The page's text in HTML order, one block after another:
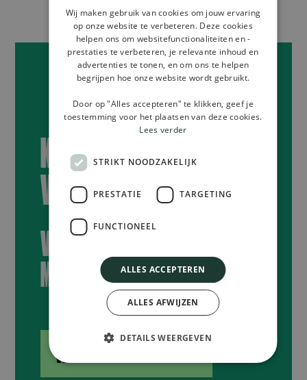
KLAAR OM JOUW
VOORDEEL TE CLAIMEN?
VERLENG NU EN START 2026
MET PROGRESSIE
VERLENG MIJN LIDMAATSCHAP
SPANISH
ENGLISH
Wij maken gebruik van cookies om jouw ervaring
op onze website te verbeteren. Deze cookies
helpen ons om websitefunctionaliteiten en -
prestaties te verbeteren, je relevante inhoud en
advertenties te tonen, en om ons te helpen
begrijpen hoe onze website wordt gebruikt.
Door op "Alles accepteren" te klikken, geef je
toestemming voor het plaatsen van deze cookies.
Lees verder
STRIKT NOODZAKELIJK
PRESTATIE TARGETING
FUNCTIONEEL
ALLES ACCEPTEREN
ALLES AFWIJZEN
DETAILS WEERGEVEN